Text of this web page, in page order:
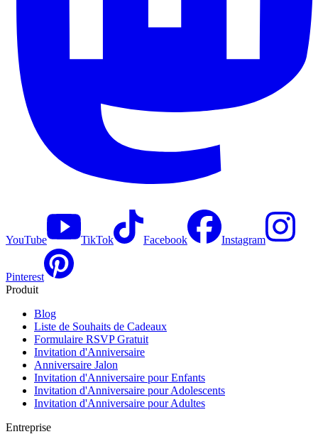
YouTube TikTok Facebook Instagram
Pinterest
Produit
Blog
Liste de Souhaits de Cadeaux
Formulaire RSVP Gratuit
Invitation d'Anniversaire
Anniversaire Jalon
Invitation d'Anniversaire pour Enfants
Invitation d'Anniversaire pour Adolescents
Invitation d'Anniversaire pour Adultes
Entreprise